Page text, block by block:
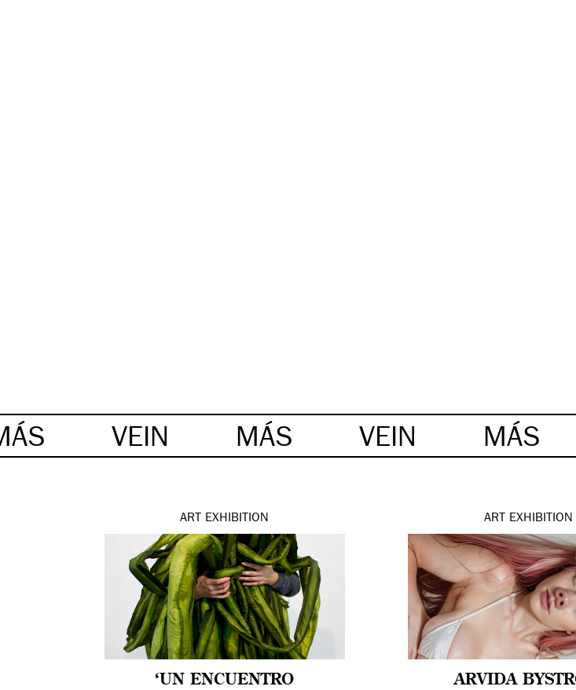
VEIN MÁS VEIN MÁS
ART EXHIBITION
‘UN ENCUENTRO
ART EXHIBITION
ARVIDA